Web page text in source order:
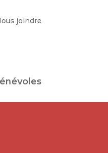
joindre